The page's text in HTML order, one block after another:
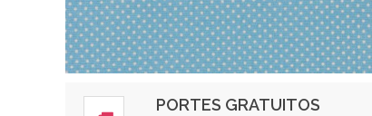
PORTES GRATUITOS